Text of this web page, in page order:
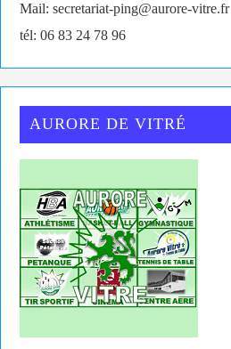
Mail: secretariat-ping@aurore-vitre.fr
tél: 06 83 24 78 96
AURORE DE VITRÉ